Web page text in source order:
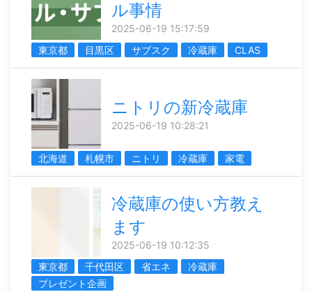
ル事情
2025-06-19 15:17:59
東京都
目黒区 サブスク 冷蔵庫 CLAS
ニトリの新冷蔵庫
2025-06-19 10:28:21
北海道 札幌市 ニトリ 冷蔵庫 家電
冷蔵庫の使い方教え
ます
2025-06-19 10:12:35
東京都
千代田区 省エネ
冷蔵庫
プレゼント企画